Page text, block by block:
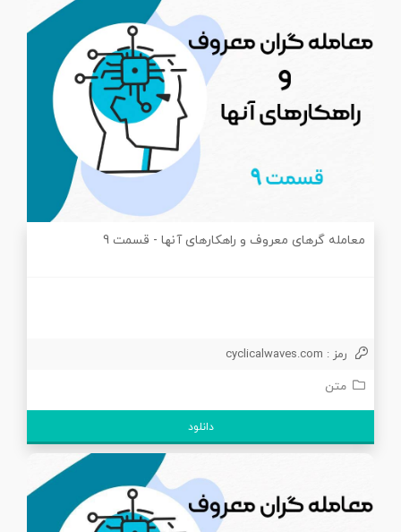
معامله گرهای معروف و راهکارهای آنها - قسمت 9
رمز : cyclicalwaves.com
متن
دانلود